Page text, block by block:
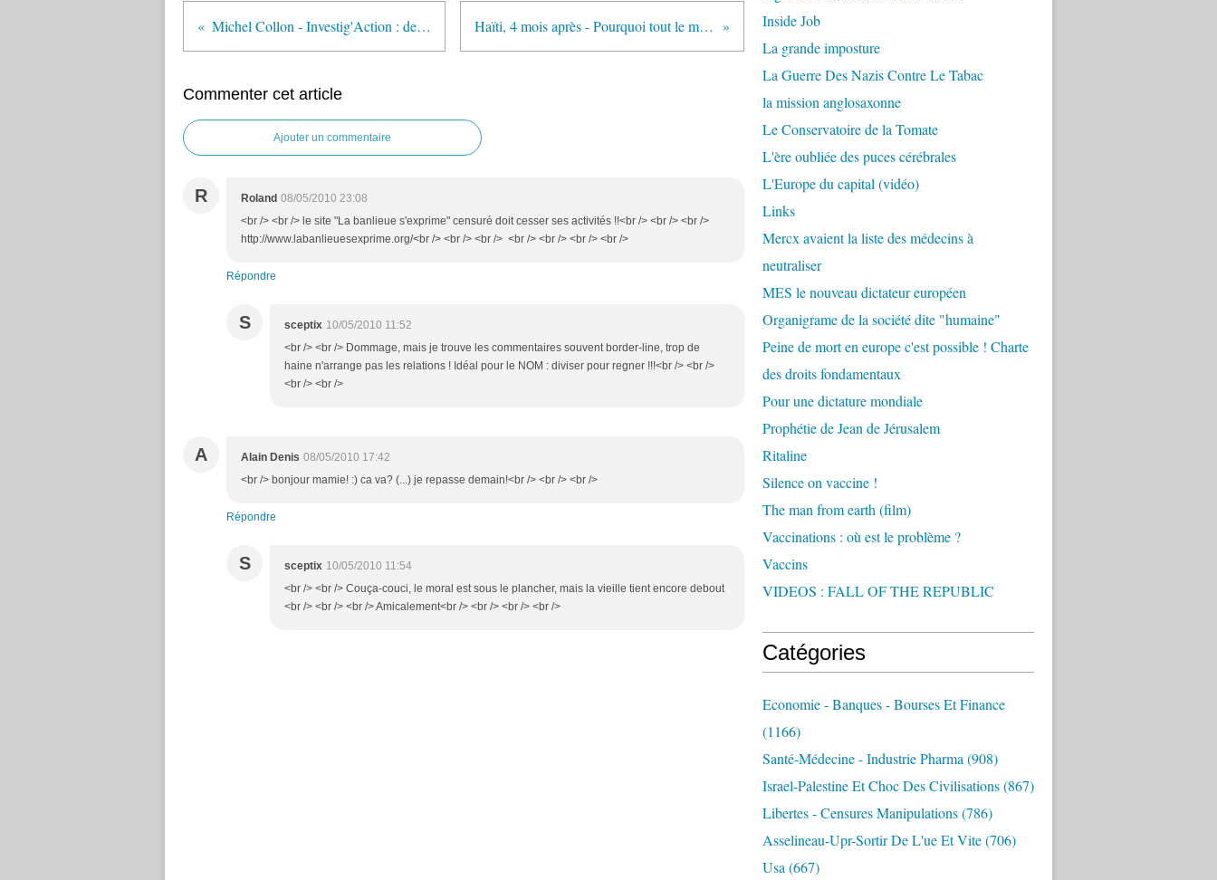
Michel Collon - Investig'Action : dernières publications Haïti, 4 mois après - Pourquoi tout le monde se fout d'Haïti ?
Commenter cet article
Ajouter un commentaire
R Roland 08/05/2010 23:08
<br /> <br /> le site "La banlieue s'exprime" censuré doit cesser ses activités !!<br /> <br /> <br />
http://www.labanlieuesexprime.org/<br /> <br /> <br /> <br /> <br /> <br /> <br />
Répondre
S sceptix 10/05/2010 11:52
<br /> <br /> Dommage, mais je trouve les commentaires souvent border-line, trop de
haine n'arrange pas les relations ! Idéal pour le NOM : diviser pour regner !!!<br /> <br />
<br /> <br />
A Alain Denis 08/05/2010 17:42
<br /> bonjour mamie! :) ca va? (...) je repasse demain!<br /> <br /> <br />
Répondre
S sceptix 10/05/2010 11:54
<br /> <br /> Couça-couci, le moral est sous le plancher, mais la vieille tient encore debout
<br /> <br /> <br /> Amicalement<br /> <br /> <br /> <br />
Inside Job
La grande imposture
La Guerre Des Nazis Contre Le Tabac
la mission anglosaxonne
Le Conservatoire de la Tomate
L'ère oubliée des puces cérébrales
L'Europe du capital (vidéo)
Links
Mercx avaient la liste des médecins à
neutraliser
MES le nouveau dictateur européen
Organigrame de la société dite "humaine"
Peine de mort en europe c'est possible ! Charte
des droits fondamentaux
Pour une dictature mondiale
Prophétie de Jean de Jérusalem
Ritaline
Silence on vaccine !
The man from earth (film)
Vaccinations : où est le problème ?
Vaccins
VIDEOS : FALL OF THE REPUBLIC
Catégories
Economie - Banques - Bourses Et Finance
(1166)
Santé-Médecine - Industrie Pharma (908)
Israel-Palestine Et Choc Des Civilisations(867)
Libertes - Censures Manipulations(786)
Asselineau-Upr-Sortir De L'ue Et Vite(706)
Usa (667)